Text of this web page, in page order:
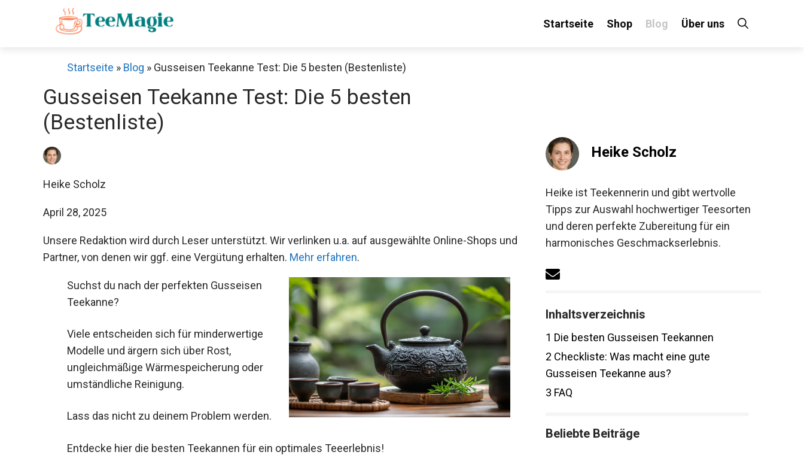
Startseite Shop Blog Über uns
Startseite » Blog » Gusseisen Teekanne Test: Die 5 besten (Bestenliste)
Gusseisen Teekanne Test: Die 5 besten
(Bestenliste)
Heike Scholz
April 28, 2025
Unsere Redaktion wird durch Leser unterstützt. Wir verlinken u.a. auf ausgewählte Online-Shops und
Partner, von denen wir ggf. eine Vergütung erhalten. Mehr erfahren.
Suchst du nach der perfekten Gusseisen
Teekanne?
Viele entscheiden sich für minderwertige
Modelle und ärgern sich über Rost,
ungleichmäßige Wärmespeicherung oder
umständliche Reinigung.
Lass das nicht zu deinem Problem werden.
Entdecke hier die besten Teekannen für ein optimales Teeerlebnis!
Heike Scholz
Heike ist Teekennerin und gibt wertvolle
Tipps zur Auswahl hochwertiger Teesorten
und deren perfekte Zubereitung für ein
harmonisches Geschmackserlebnis.
Inhaltsverzeichnis
1 Die besten Gusseisen Teekannen
2 Checkliste: Was macht eine gute
Gusseisen Teekanne aus?
3 FAQ
Beliebte Beiträge